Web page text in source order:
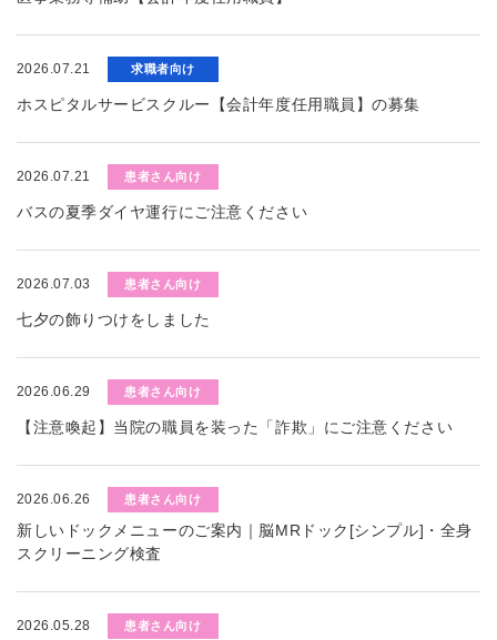
2026.07.21 求職者向け
ホスピタルサービスクルー【会計年度任用職員】の募集
2026.07.21 患者さん向け
バスの夏季ダイヤ運行にご注意ください
2026.07.03 患者さん向け
七夕の飾りつけをしました
2026.06.29 患者さん向け
【注意喚起】当院の職員を装った「詐欺」にご注意ください
2026.06.26 患者さん向け
新しいドックメニューのご案内｜脳MRドック[シンプル]・全身
スクリーニング検査
2026.05.28 患者さん向け